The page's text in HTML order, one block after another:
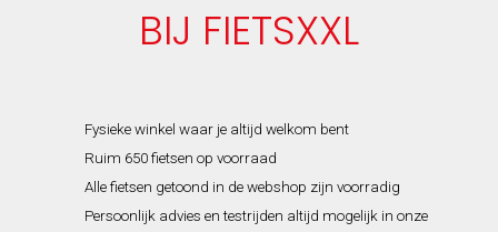
BIJ FIETSXXL
Fysieke winkel waar je altijd welkom bent
Ruim 650 fietsen op voorraad
Alle fietsen getoond in de webshop zijn voorradig
Persoonlijk advies en testrijden altijd mogelijk in onze